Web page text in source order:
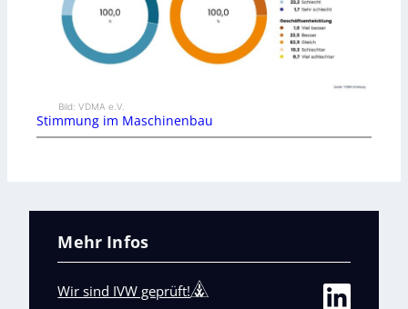
Bild: VDMA e.V.
Stimmung im Maschinenbau
Mehr Infos
Wir sind IVW geprüft!